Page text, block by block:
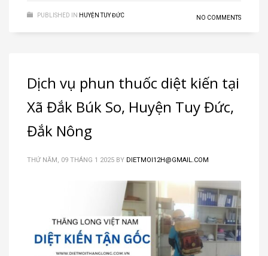
PUBLISHED IN HUYỆN TUY ĐỨC NO COMMENTS
Dịch vụ phun thuốc diệt kiến tại
Xã Đắk Búk So, Huyện Tuy Đức,
Đắk Nông
THỨ NĂM, 09 THÁNG 1 2025 BY DIETMOI12H@GMAIL.COM